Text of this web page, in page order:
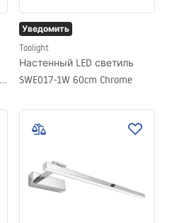
Уведомить
Toolight
Настенный LED светиль
SWE017-1W 60cm Chrome